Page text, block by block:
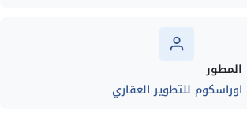
المطور
اوراسكوم للتطوير العقاري